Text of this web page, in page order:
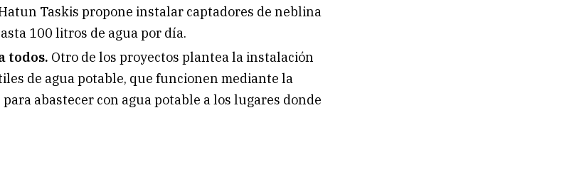
Taskis propone instalar captadores de neblina
100 litros de agua por día.
todos. Otro de los proyectos plantea la instalación
de agua potable, que funcionen mediante la
abastecer con agua potable a los lugares donde